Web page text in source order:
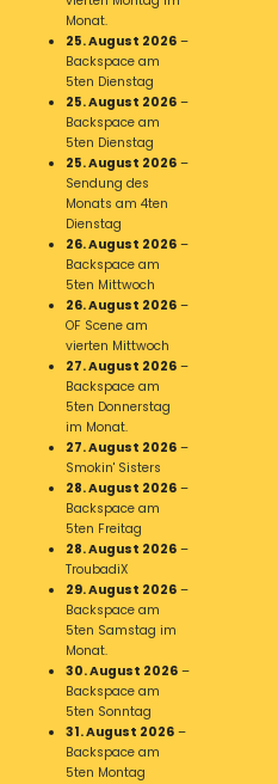
Monat.
25. August 2026 –
Backspace am
5ten Dienstag
25. August 2026 –
Backspace am
5ten Dienstag
25. August 2026 –
Sendung des
Monats am 4ten
Dienstag
26. August 2026 –
Backspace am
5ten Mittwoch
26. August 2026 –
OF Scene am
vierten Mittwoch
27. August 2026 –
Backspace am
5ten Donnerstag
im Monat.
27. August 2026 –
Smokin' Sisters
28. August 2026 –
Backspace am
5ten Freitag
28. August 2026 –
TroubadiX
29. August 2026 –
Backspace am
5ten Samstag im
Monat.
30. August 2026 –
Backspace am
5ten Sonntag
31. August 2026 –
Backspace am
5ten Montag